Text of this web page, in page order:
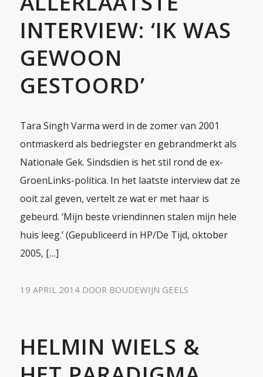
INTERVIEW: ‘IK WAS
GEWOON
GESTOORD’
Tara Singh Varma werd in de zomer van 2001
ontmaskerd als bedriegster en gebrandmerkt als
Nationale Gek. Sindsdien is het stil rond de ex-
GroenLinks-politica. In het laatste interview dat ze
ooit zal geven, vertelt ze wat er met haar is
gebeurd. ‘Mijn beste vriendinnen stalen mijn hele
huis leeg.’ (Gepubliceerd in HP/De Tijd, oktober
2005, […]
19 APRIL 2014 DOOR BOUDEWIJN GEELS
HELMIN WIELS &